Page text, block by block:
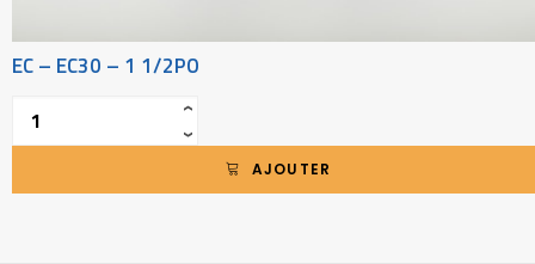
EC – EC30 – 1 1/2PO
‹
›
AJOUTER